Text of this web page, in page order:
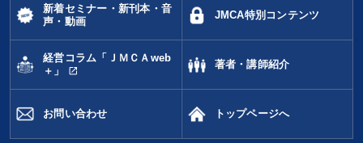
新着セミナー・新刊本・音
声・動画
JMCA特別コンテンツ
経営コラム「ＪＭＣＡweb
＋」
open_in_new
著者・講師紹介
お問い合わせ トップページへ